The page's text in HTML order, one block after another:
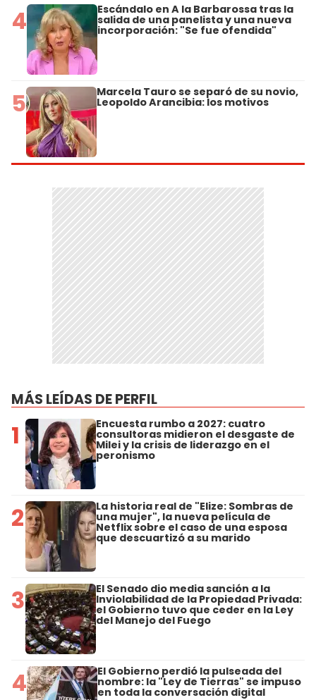
4 Escándalo en A la Barbarossa tras la
salida de una panelista y una nueva
incorporación: "Se fue ofendida"
5 Marcela Tauro se separó de su novio,
Leopoldo Arancibia: los motivos
MÁS LEÍDAS DE PERFIL
1 Encuesta rumbo a 2027: cuatro
consultoras midieron el desgaste de
Milei y la crisis de liderazgo en el
peronismo
2 La historia real de "Elize: Sombras de
una mujer", la nueva película de
Netflix sobre el caso de una esposa
que descuartizó a su marido
3 El Senado dio media sanción a la
Inviolabilidad de la Propiedad Privada:
el Gobierno tuvo que ceder en la Ley
del Manejo del Fuego
4 El Gobierno perdió la pulseada del
nombre: la "Ley de Tierras" se impuso
en toda la conversación digital